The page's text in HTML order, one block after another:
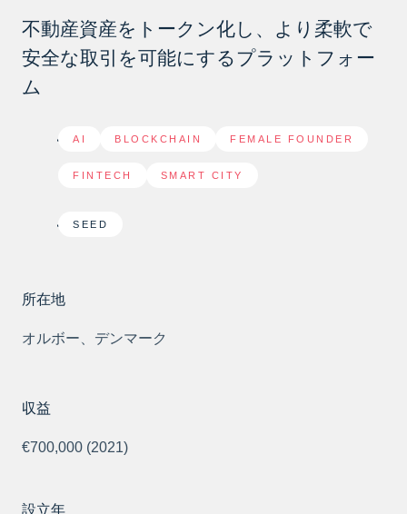
不動産資産をトークン化し、より柔軟で
安全な取引を可能にするプラットフォー
ム
AI BLOCKCHAIN FEMALE FOUNDER
FINTECH SMART CITY
SEED
所在地
オルボー、デンマーク
収益
€700,000 (2021)
設立年